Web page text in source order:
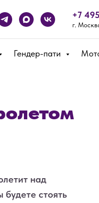
+7
г.
Гендер-пати
над
стоять